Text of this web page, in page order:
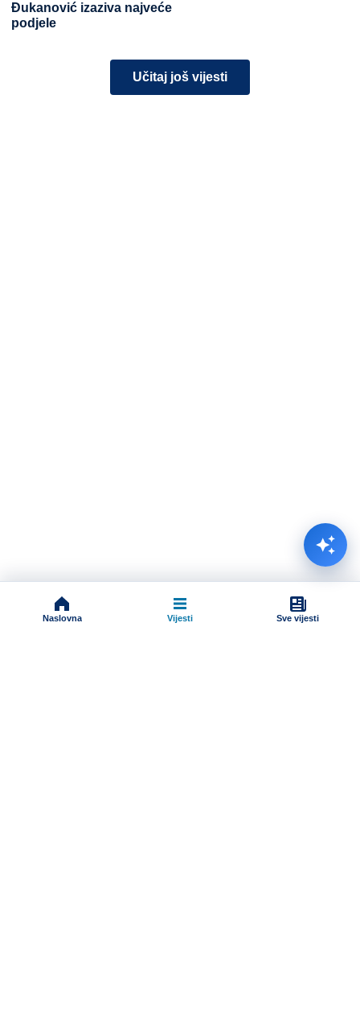
Đukanović izaziva najveće
podjele
Učitaj još vijesti
Naslovna Vijesti Sve vijesti